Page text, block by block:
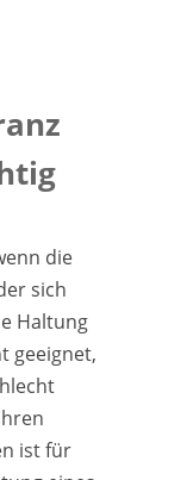
die
sich
Haltung
geeignet,
ist für